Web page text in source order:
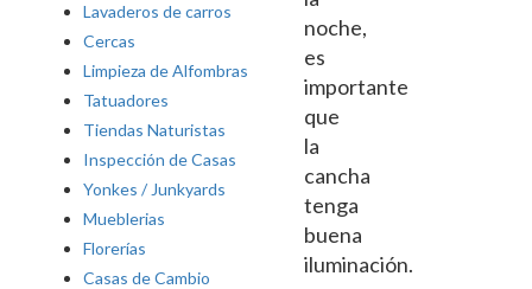
noche,
es
importante
que
la
cancha
tenga
buena
iluminación.
Lavaderos de carros
Cercas
Limpieza de Alfombras
Tatuadores
Tiendas Naturistas
Inspección de Casas
Yonkes / Junkyards
Mueblerias
Florerías
Casas de Cambio